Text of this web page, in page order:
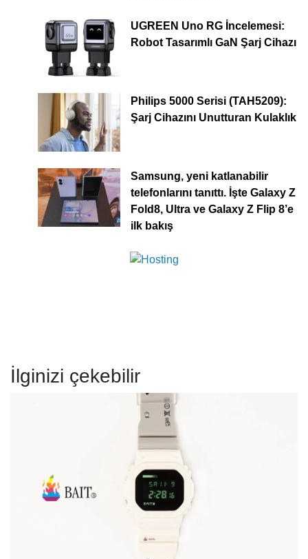
UGREEN Uno RG İncelemesi:
Robot Tasarımlı GaN Şarj Cihazı
Philips 5000 Serisi (TAH5209):
Şarj Cihazını Unutturan Kulaklık
Samsung, yeni katlanabilir
telefonlarını tanıttı. İşte Galaxy Z
Fold8, Ultra ve Galaxy Z Flip 8’e
ilk bakış
İlginizi çekebilir